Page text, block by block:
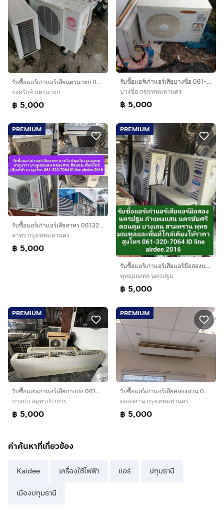
รับซื้อแอร์เก่าแอร์เสียนครนายก 0613207064 บ้านนา ปากพลี องครักษ์และพื้นที่ใกล้เคียงให้ราคาสูง บริการรับถึงที่ถอดฟรีไม่มีค่าถอด
องครักษ์ นครนายก
฿ 5,000
รับซื้อแอร์เก่าแอร์เสียบางซื่อ 061-320-7064 รับซื้อแอร์มือสองวงศ์สว่าง เตาปูน ท่าพระ ท่าอิฐ นนทบุรีทุกพื้นที่รับถึงที่ให้ราคาสูง
บางซื่อ กรุงเทพมหานคร
฿ 5,000
PREMIUM
รับซื้อแอร์เก่าแอร์เสียสาทร 0613207064 บางรัก ปทุมวัน คลองเตย ยานนาวา บางคอแหลม คลองสาน สีลมและพื้นที่ใกล้เคียงให้ราคาสูง บริการรับถึงที่
สาทร กรุงเทพมหานคร
฿ 5,000
PREMIUM
รับซื้อแอร์เก่าแอร์เสียแอร์มือสองนครปฐม 0613207064 กำแพงแสน นครชัยศรี ดอนตูม บางเลน สามพราน พุทธมณฑลและพื้นที่ใกล้เคียงให้ราคาสูง
พุทธมณฑล นครปฐม
฿ 5,000
PREMIUM
รับซื้อแอรเก่าแอร์เสียบางบ่อ 0613207064 รับซื้อแอร์บางพลี บางเสาธง วัดศรีวารีน้อย สมุทรปราการรับถึงที่ให้ราคาสูง
บางบ่อ สมุทรปราการ
฿ 5,000
PREMIUM
รับซื้อแอร์เก่าแอร์เสียคลองสาน 061-320-7064 พระนคร สัมพันธวงศ์ บางรัก สาทร บางคอแหลม ธนบุรีและพื้นที่ใกล้เคียงให้ราคาสูง
คลองสาน กรุงเทพมหานคร
฿ 5,000
คำค้นหาที่เกี่ยวข้อง
Kaidee เครื่องใช้ไฟฟ้า แอร์ ปทุมธานี
เมืองปทุมธานี